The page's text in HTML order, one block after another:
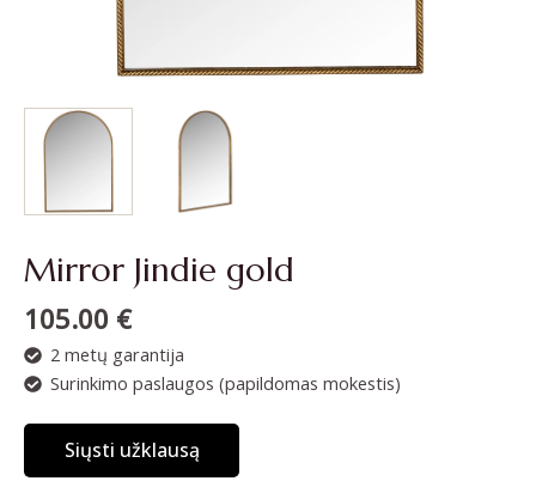
Mirror Jindie gold
105.00 €
2 metų garantija
Surinkimo paslaugos (papildomas mokestis)
Siųsti užklausą